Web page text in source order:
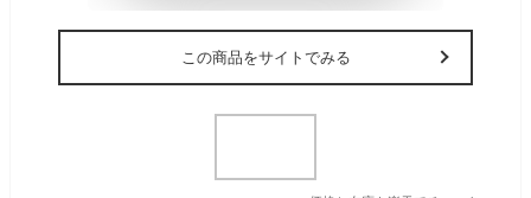
この商品をサイトでみる